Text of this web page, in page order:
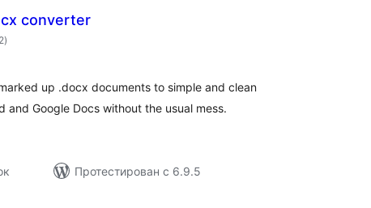
converter
общий
рейтинг
)
up .docx documents to simple and clean
and Google Docs without the usual mess.
Протестирован с 6.9.5